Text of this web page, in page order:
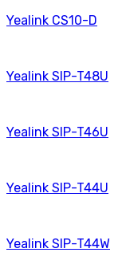
Yealink CS10-D
Yealink SIP-T48U
Yealink SIP-T46U
Yealink SIP-T44U
Yealink SIP-T44W